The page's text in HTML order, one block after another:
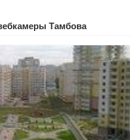
Тамбова